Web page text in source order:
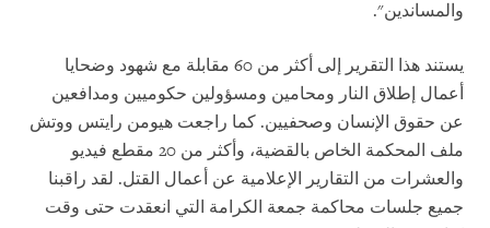
والمساندين".
يستند هذا التقرير إلى أكثر من 60 مقابلة مع شهود وضحايا
أعمال إطلاق النار ومحامين ومسؤولين حكوميين ومدافعين
عن حقوق الإنسان وصحفيين. كما راجعت هيومن رايتس ووتش
ملف المحكمة الخاص بالقضية، وأكثر من 20 مقطع فيديو
والعشرات من التقارير الإعلامية عن أعمال القتل. لقد راقبنا
جميع جلسات محاكمة جمعة الكرامة التي انعقدت حتى وقت